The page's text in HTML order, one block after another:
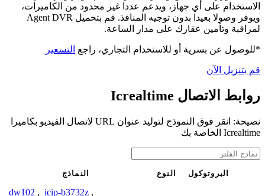
الاستخدام على أي جهاز، ويدعم عددا غير محدود من الكاميرات،
ويوفر وصولا بعيدا بدون توجيه المنافذ. قم بتحميل Agent DVR
لمراقبة وتأمين عقارك على مدار الساعة.
*للوصول عن بسرية أو للاستخدام التجاري، راجع التسعير
قم بتنزيل الآن
روابط الاتصال Icrealtime
نصيحة: انقر فوق النموذج لتوليد عنوان URL لاتصال الفيديو بكاميرا
Icrealtime الخاصة بك
النماذج النوع البروتوكول
dw102 , icip-b3732z ,